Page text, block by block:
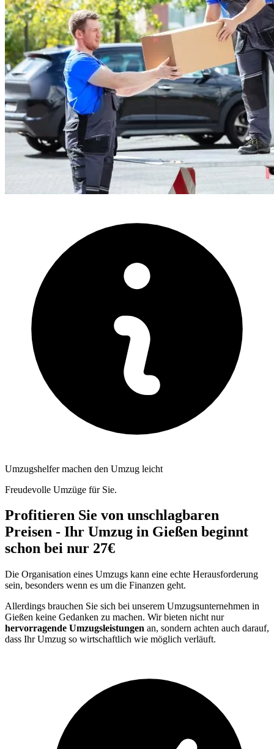
Umzugshelfer machen den Umzug leicht
Freudevolle Umzüge für Sie.
Profitieren Sie von unschlagbaren
Preisen - Ihr Umzug in Gießen beginnt
schon bei nur 27€
Die Organisation eines Umzugs kann eine echte Herausforderung
sein, besonders wenn es um die Finanzen geht.
Allerdings brauchen Sie sich bei unserem Umzugsunternehmen in
Gießen keine Gedanken zu machen. Wir bieten nicht nur
hervorragende Umzugsleistungen an, sondern achten auch darauf,
dass Ihr Umzug so wirtschaftlich wie möglich verläuft.